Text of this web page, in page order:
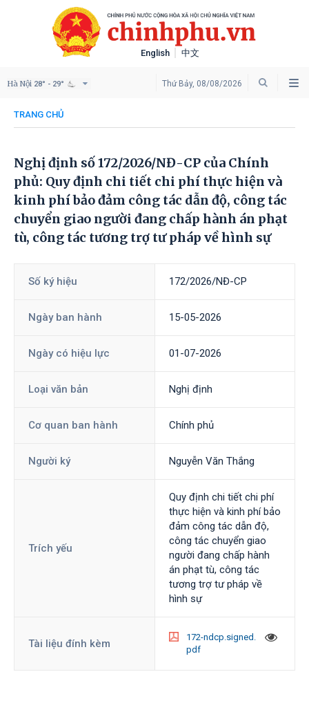
English 中文
Thứ Bảy, 08/08/2026
Hà Nội 28° - 29°
TRANG CHỦ
Nghị định số 172/2026/NĐ-CP của Chính
phủ: Quy định chi tiết chi phí thực hiện và
kinh phí bảo đảm công tác dẫn độ, công tác
chuyển giao người đang chấp hành án phạt
tù, công tác tương trợ tư pháp về hình sự
Số ký hiệu 172/2026/NĐ-CP
Ngày ban hành 15-05-2026
Ngày có hiệu lực 01-07-2026
Loại văn bản Nghị định
Cơ quan ban hành Chính phủ
Người ký Nguyễn Văn Thắng
Trích yếu
Quy định chi tiết chi phí
thực hiện và kinh phí bảo
đảm công tác dẫn độ,
công tác chuyển giao
người đang chấp hành
án phạt tù, công tác
tương trợ tư pháp về
hình sự
Tài liệu đính kèm
172-ndcp.signed.
pdf